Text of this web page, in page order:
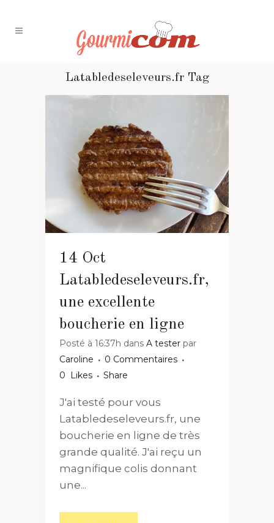
Latabledeseleveurs.fr Tag
14 Oct
Latabledeseleveurs.fr,
une excellente
boucherie en ligne
Posté à 16:37h dans A tester par
Caroline
0 Commentaires
0
Likes Share
J'ai testé pour vous
Latabledeseleveurs.fr, une
boucherie en ligne de très
grande qualité. J'ai reçu un
magnifique colis donnant
une...